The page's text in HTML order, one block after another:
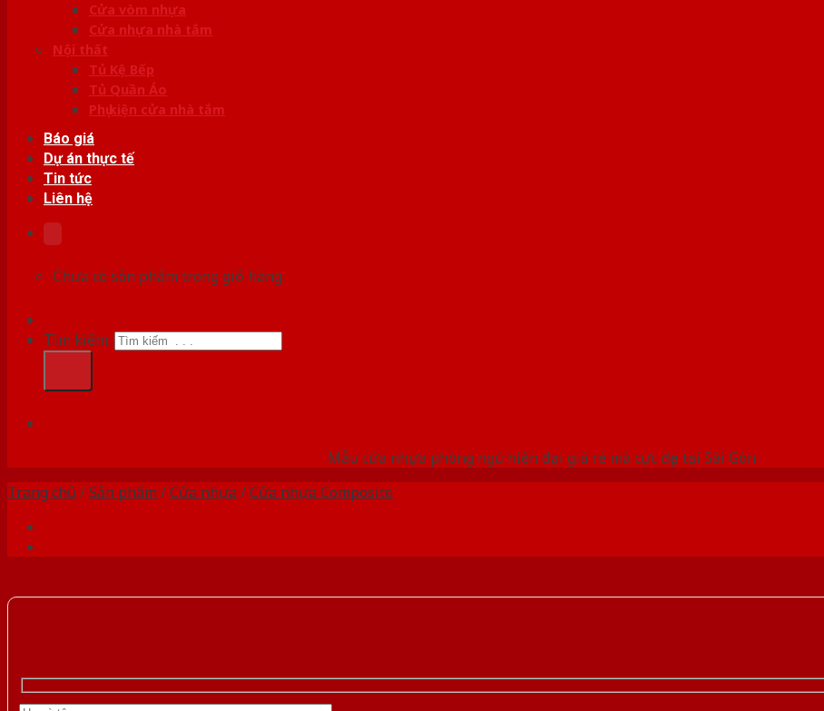
Cửa vòm nhựa
Cửa nhựa nhà tắm
Nội thất
Tủ Kệ Bếp
Tủ Quần Áo
Phụ kiện cửa nhà tắm
Báo giá
Dự án thực tế
Tin tức
Liên hệ
Chưa có sản phẩm trong giỏ hàng.
Tìm kiếm:
Mẫu cửa nhựa phòng ngủ hiện đại giá rẻ mà cực đẹp tại Sài Gòn
Trang chủ /Sản phẩm /Cửa nhựa /Cửa nhựa Composite